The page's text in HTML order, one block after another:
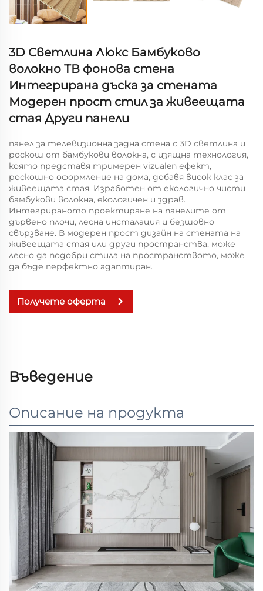
3D Светлина Люкс Бамбуково
волокно ТВ фонова стена
Интегрирана дъска за стената
Модерен прост стил за живеещата
стая Други панели
панел за телевизионна задна стена с 3D светлина и
роскош от бамбукови волокна, с изящна технология,
която представя тримерен vizualen ефект,
роскошно оформление на дома, добавя висок клас за
живеещата стая. Изработен от екологично чисти
бамбукови волокна, екологичен и здрав.
Интегрираното проектиране на панелите от
дървено плочи, лесна инсталация и безшовно
свързване. В модерен прост дизайн на стената на
живеещата стая или други пространства, може
лесно да подобри стила на пространството, може
да бъде перфектно адаптиран.
Получете оферта
Въведение
Описание на продукта